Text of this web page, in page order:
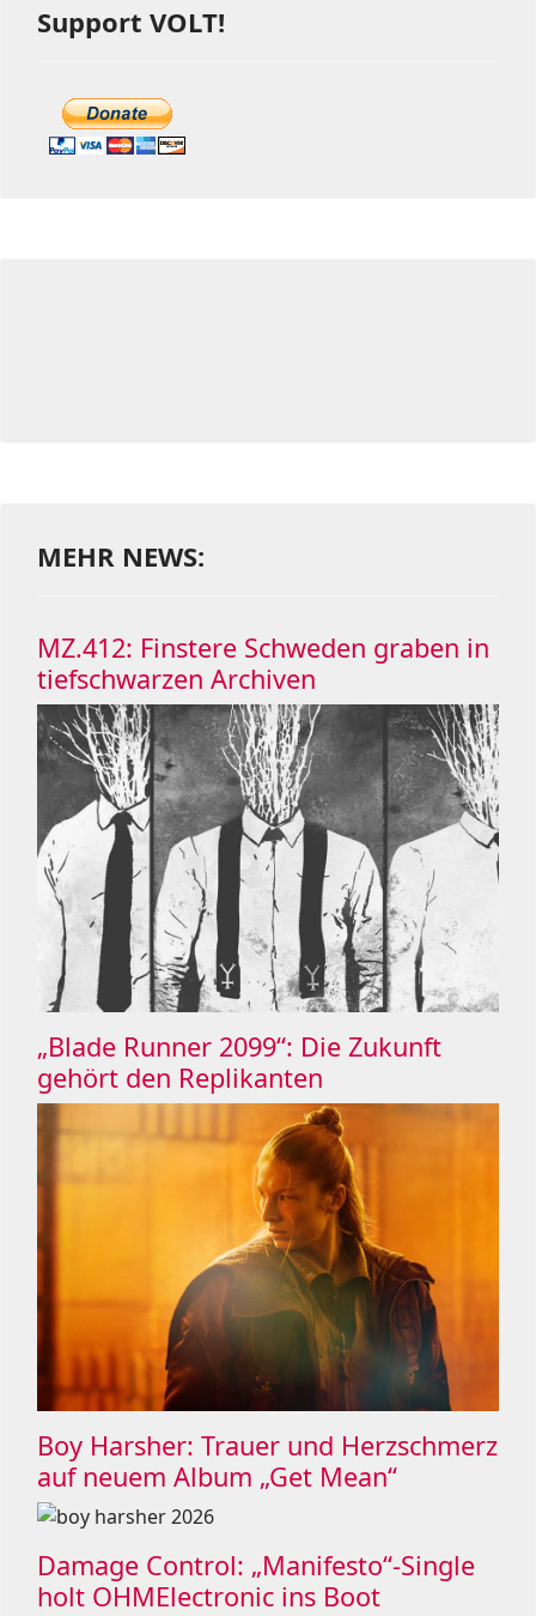
Support VOLT!
MEHR NEWS:
MZ.412: Finstere Schweden graben in
tiefschwarzen Archiven
„Blade Runner 2099“: Die Zukunft
gehört den Replikanten
Boy Harsher: Trauer und Herzschmerz
auf neuem Album „Get Mean“
Damage Control: „Manifesto“-Single
holt OHMElectronic ins Boot